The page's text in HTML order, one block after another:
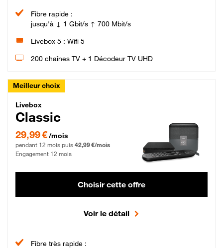
Fibre rapide :
jusqu'à ↓ 1 Gbit/s ↑ 700 Mbit/s
Livebox 5 : Wifi 5
200 chaînes TV + 1 Décodeur TV UHD
Meilleur choix
Livebox Classic Fibre
Livebox
Classic
29,99 € par mois pendant 12 mois puis 42,99 € par mois, Engagement 12 mois
29,99 €/mois
pendant 12 mois puis 42,99 €/mois
Engagement 12 mois
Choisir cette offre
Voir le détail
Fibre très rapide :